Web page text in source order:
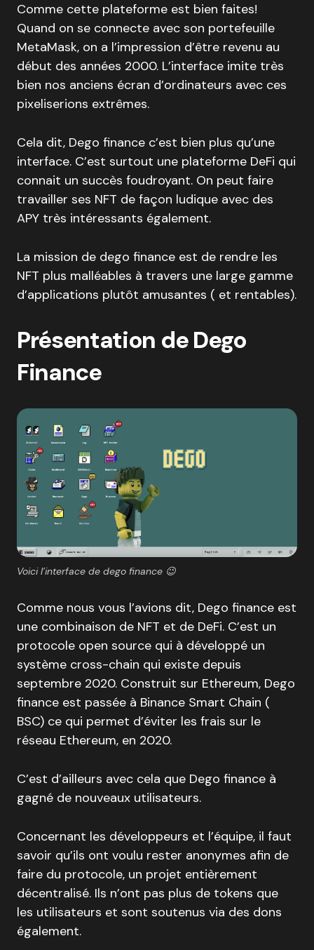
Comme cette plateforme est bien faites!
Quand on se connecte avec son portefeuille
MetaMask, on a l’impression d’être revenu au
début des années 2000. L’interface imite très
bien nos anciens écran d’ordinateurs avec ces
pixeliserions extrêmes.
Cela dit, Dego finance c’est bien plus qu’une
interface. C’est surtout une plateforme DeFi qui
connait un succès foudroyant. On peut faire
travailler ses NFT de façon ludique avec des
APY très intéressants également.
La mission de dego finance est de rendre les
NFT plus malléables à travers une large gamme
d’applications plutôt amusantes ( et rentables).
Présentation de Dego
Finance
Voici l’interface de dego finance 😉
Comme nous vous l’avions dit, Dego finance est
une combinaison de NFT et de DeFi. C’est un
protocole open source qui à développé un
système cross-chain qui existe depuis
septembre 2020. Construit sur Ethereum, Dego
finance est passée à Binance Smart Chain (
BSC) ce qui permet d’éviter les frais sur le
réseau Ethereum, en 2020.
C’est d’ailleurs avec cela que Dego finance à
gagné de nouveaux utilisateurs.
Concernant les développeurs et l’équipe, il faut
savoir qu’ils ont voulu rester anonymes afin de
faire du protocole, un projet entièrement
décentralisé. Ils n’ont pas plus de tokens que
les utilisateurs et sont soutenus via des dons
également.